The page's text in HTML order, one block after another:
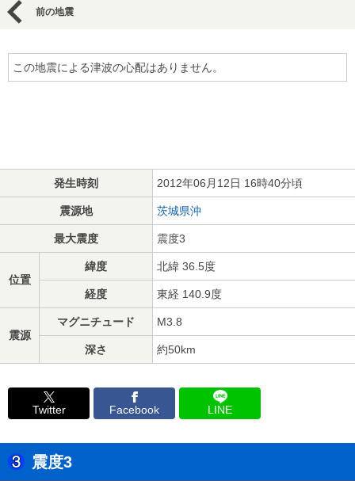
前の地震
この地震による津波の心配はありません。
発生時刻 2012年06月12日 16時40分頃
震源地 茨城県沖
最大震度 震度3
位置
緯度 北緯 36.5度
経度 東経 140.9度
震源
マグニチュード M3.8
深さ 約50km
Twitter Facebook LINE
震度3